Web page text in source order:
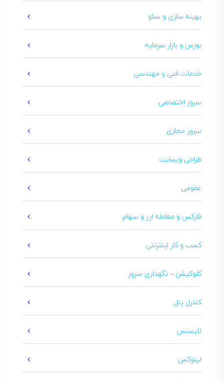
بهینه سازی و سئو
بورس و بازار سرمایه
خدمات فنی و مهندسی
سرور اختصاصی
سرور مجازی
طراحی وبسایت
عمومی
فارکس و معامله ارز و سهام
کسب و کار اینترنتی
کلوکیشن – نگهداری سرور
کنترل پنل
لایسنس
لینوکس